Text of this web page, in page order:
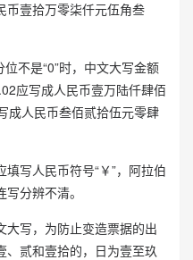
币壹拾万零柒仟元伍角叁
不是“0”时，中文大写金额
应写成人民币壹万陆仟肆佰
成人民币叁佰贰拾伍元零肆
写人民币符号“￥”，阿拉伯
分辨不清。
大写，为防止变造票据的出
、贰和壹拾的，日为壹至玖